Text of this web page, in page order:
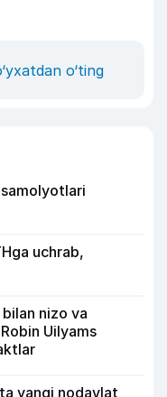
o‘ting
uchrab,
nizo va
Uilyams
yangi nodavlat